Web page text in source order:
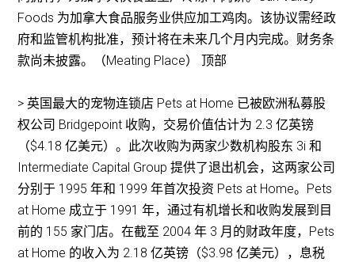
Foods 为加拿大食品服务业供应加工鸡肉。该协议需经政
府和监管机构批准，预计将在未来几个月内完成。财务条
款尚未披露。（Meating Place） 顶部
> 英国最大的宠物连锁店 Pets at Home 已被欧洲私募股
权公司 Bridgepoint 收购，交易价值估计为 2.3 亿英镑
（$4.18 亿美元）。此次收购为两家少数机构股东 3i 和
Intermediate Capital Group 提供了退出机会，这两家公司
分别于 1995 年和 1999 年首次投资 Pets at Home。Pets
at Home 成立于 1991 年，通过有机增长和收购发展到目
前的 155 家门店。在截至 2004 年 3 月的财政年度，Pets
at Home 的收入为 2.18 亿英镑（$3.98 亿美元），息税